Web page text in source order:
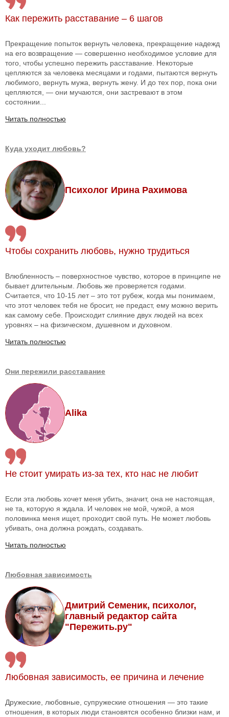
Как пережить расставание – 6 шагов
Прекращение попыток вернуть человека, прекращение надежд
на его возвращение — совершенно необходимое условие для
того, чтобы успешно пережить расставание. Некоторые
цепляются за человека месяцами и годами, пытаются вернуть
любимого, вернуть мужа, вернуть жену. И до тех пор, пока они
цепляются, — они мучаются, они застревают в этом
состоянии...
Читать полностью
Куда уходит любовь?
Психолог Ирина Рахимова
Чтобы сохранить любовь, нужно трудиться
Влюбленность – поверхностное чувство, которое в принципе не
бывает длительным. Любовь же проверяется годами.
Считается, что 10-15 лет – это тот рубеж, когда мы понимаем,
что этот человек тебя не бросит, не предаст, ему можно верить
как самому себе. Происходит слияние двух людей на всех
уровнях – на физическом, душевном и духовном.
Читать полностью
Они пережили расставание
Alika
Не стоит умирать из-за тех, кто нас не любит
Если эта любовь хочет меня убить, значит, она не настоящая,
не та, которую я ждала. И человек не мой, чужой, а моя
половинка меня ищет, проходит свой путь. Не может любовь
убивать, она должна рождать, создавать.
Читать полностью
Любовная зависимость
Дмитрий Семеник, психолог,
главный редактор сайта
"Пережить.ру"
Любовная зависимость, ее причина и лечение
Дружеские, любовные, супружеские отношения — это такие
отношения, в которых люди становятся особенно близки нам, и